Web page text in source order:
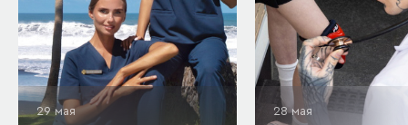
29 мая 28 мая